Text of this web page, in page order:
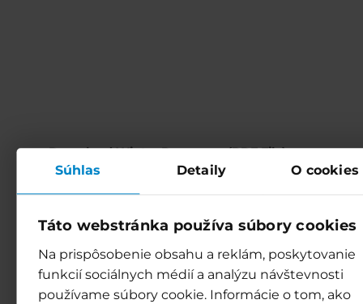
Súhlas Detaily O cookies
Táto webstránka používa súbory cookies
Na prispôsobenie obsahu a reklám, poskytovanie
funkcií sociálnych médií a analýzu návštevnosti
používame súbory cookie. Informácie o tom, ako
Download Winter Panorama (PDF File) >>
Download Winter Panorama (PDF File) >>
Download